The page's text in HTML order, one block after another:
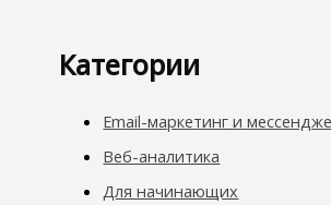
Категории
Email-маркетинг и
Веб-аналитика
Для начинающих